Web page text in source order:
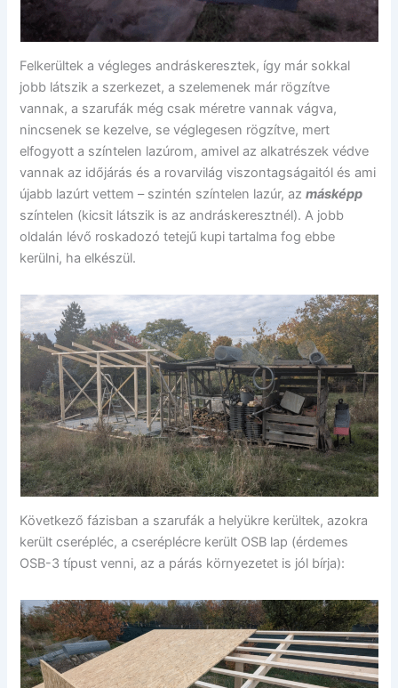
Felkerültek a végleges andráskeresztek, így már sokkal
jobb látszik a szerkezet, a szelemenek már rögzítve
vannak, a szarufák még csak méretre vannak vágva,
nincsenek se kezelve, se véglegesen rögzítve, mert
elfogyott a színtelen lazúrom, amivel az alkatrészek védve
vannak az időjárás és a rovarvilág viszontagságaitól és ami
újabb lazúrt vettem – szintén színtelen lazúr, azmásképp
színtelen (kicsit látszik is az andráskeresztnél). A jobb
oldalán lévő roskadozó tetejű kupi tartalma fog ebbe
kerülni, ha elkészül.
Következő fázisban a szarufák a helyükre kerültek, azokra
került cserépléc, a cseréplécre került OSB lap (érdemes
OSB-3 típust venni, az a párás környezetet is jól bírja):